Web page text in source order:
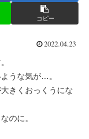
コピー
2022.04.23
うな気が…。
きくおっくうにな
のに。